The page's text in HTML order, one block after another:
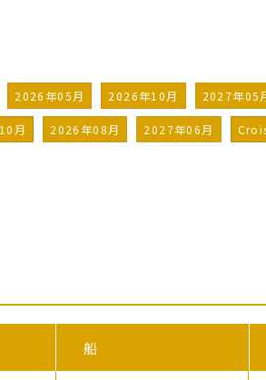
2026年05月 2026年10月 2027年05
月 2026年08月 2027年06月
船